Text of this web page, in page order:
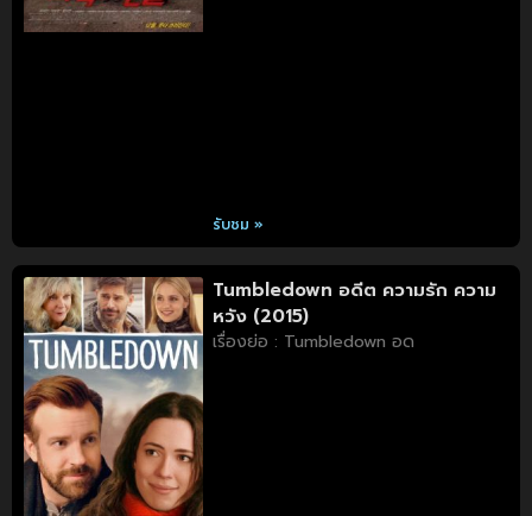
รับชม »
Tumbledown อดีต ความรัก ความ
หวัง (2015)
เรื่องย่อ : Tumbledown อด